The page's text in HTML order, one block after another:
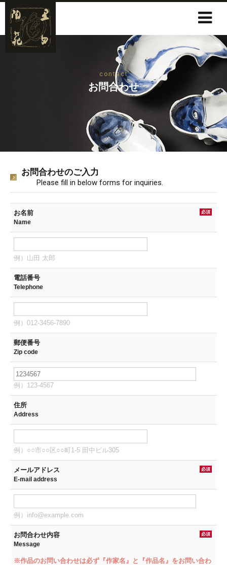
contact
お問合わせ
お問合わせのご入力
Please fill in below forms for inquiries.
お名前 必須
Name
例）山田 太郎
電話番号
Telephone
例）012-3456-7890
郵便番号
Zip code
例）123-4567
住所
Address
例）○○市○○区○○町1-5 田中ビル305
メールアドレス 必須
E-mail address
例）info@example.com
お問合わせ内容 必須
Message
※作品のお問い合わせは必ず『作家名』と『作品名』をお問い合わ